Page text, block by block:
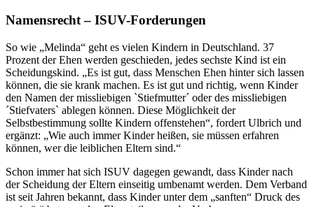
Namensrecht – ISUV-Forderungen
So wie „Melinda“ geht es vielen Kindern in Deutschland. 37
Prozent der Ehen werden geschieden, jedes sechste Kind ist ein
Scheidungskind. „Es ist gut, dass Menschen Ehen hinter sich lassen
können, die sie krank machen. Es ist gut und richtig, wenn Kinder
den Namen der missliebigen `Stiefmutter´ oder des missliebigen
´Stiefvaters` ablegen können. Diese Möglichkeit der
Selbstbestimmung sollte Kindern offenstehen“, fordert Ulbrich und
ergänzt: „Wie auch immer Kinder heißen, sie müssen erfahren
können, wer die leiblichen Eltern sind.“
Schon immer hat sich ISUV dagegen gewandt, dass Kinder nach
der Scheidung der Eltern einseitig umbenamt werden. Dem Verband
ist seit Jahren bekannt, dass Kinder unter dem „sanften“ Druck des